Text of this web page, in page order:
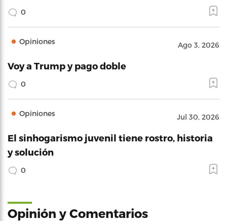
0
Opiniones Ago 3, 2026
Voy a Trump y pago doble
0
Opiniones Jul 30, 2026
El sinhogarismo juvenil tiene rostro, historia
y solución
0
Opinión y Comentarios